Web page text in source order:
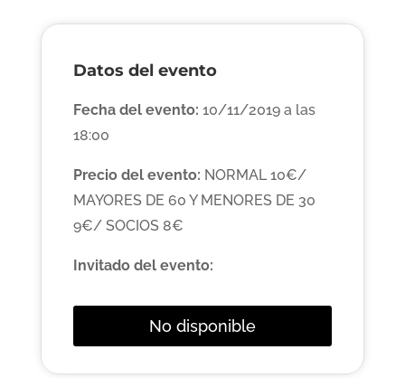
Datos del evento
Fecha del evento: 10/11/2019 a las
18:00
Precio del evento: NORMAL 10€/
MAYORES DE 60 Y MENORES DE 30
9€/ SOCIOS 8€
Invitado del evento:
No disponible